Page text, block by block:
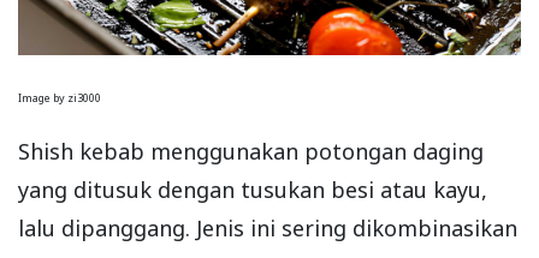
Image by zi3000
Shish kebab menggunakan potongan daging
yang ditusuk dengan tusukan besi atau kayu,
lalu dipanggang. Jenis ini sering dikombinasikan